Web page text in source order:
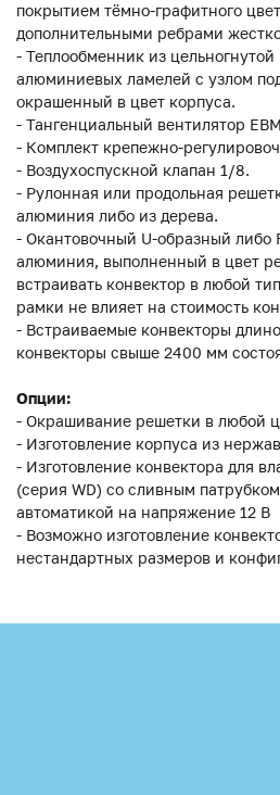
покрытием тёмно-графитного
дополнительными ребрами
- Теплообменник из
алюминиевых ламелей с узлом
окрашенный в цвет корпуса.
- Тангенциальный вентилятор
- Комплект крепежно-
- Воздухоспускной клапан 1/8.
- Рулонная или продольная
алюминия либо из дерева.
- Окантовочный U-образный либо
алюминия, выполненный в цвет
встраивать конвектор в любой
рамки не влияет на стоимость
- Встраиваемые конвекторы
конвекторы свыше 2400 мм
Опции:
- Окрашивание решетки в любой
- Изготовление корпуса из
- Изготовление конвектора для
(серия WD) со сливным
автоматикой на напряжение 12 В
- Возможно изготовление
нестандартных размеров и